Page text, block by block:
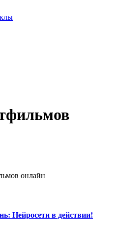
онлайн
Нейросети в действии!